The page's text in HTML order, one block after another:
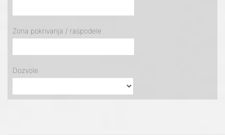
Zona pokrivanja / raspodele
Dozvole